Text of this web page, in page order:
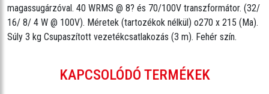
magassugárzóval. 40 WRMS @ 8? és 70/100V transzformátor. (32/
16/ 8/ 4 W @ 100V). Méretek (tartozékok nélkül) o270 x 215 (Ma).
Súly 3 kg Csupaszított vezetékcsatlakozás (3 m). Fehér szín.
KAPCSOLÓDÓ TERMÉKEK